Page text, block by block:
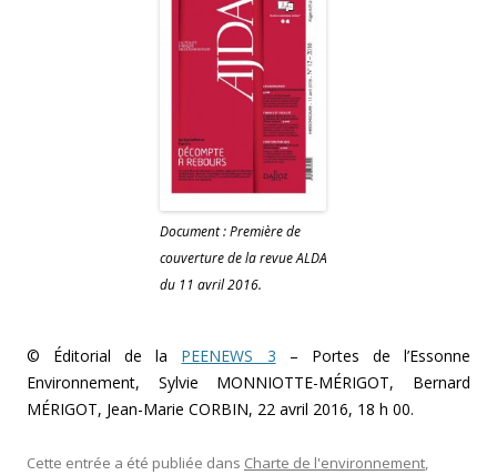
Document : Première de
couverture de la revue ALDA
du 11 avril 2016.
© Éditorial de la PEENEWS 3 – Portes de l’Essonne
Environnement, Sylvie MONNIOTTE-MÉRIGOT, Bernard
MÉRIGOT, Jean-Marie CORBIN, 22 avril 2016, 18 h 00.
Cette entrée a été publiée dans Charte de l'environnement,